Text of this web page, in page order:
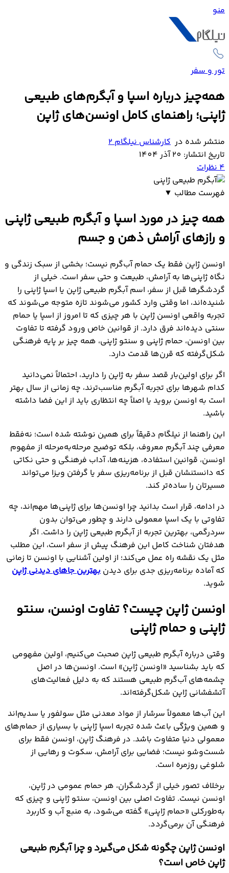
منو
تور و سفر
همه‌چیز درباره اسپا و آبگرم‌های طبیعی
ژاپنی؛ راهنمای کامل اونسن‌های ژاپن
منتشر شده در کارشناس نیلگام 2
تاریخ انتشار: 20 آذر 1404
4نظرات
فهرست مطالب ▼
همه چیز در مورد اسپا و آبگرم طبیعی ژاپنی و رازهای
آرامش ذهن و جسم
اونسن ژاپن چیست؟ تفاوت اونسن، سنتو ژاپنی و حمام
تجربه حمام ژاپنی چگونه است؟ قوانین ورود به اسپا
ژاپنی و اونسن ژاپن
بهترین شهرها و مناطق دارای آبگرم طبیعی ژاپن
فواید آبگرم طبیعی ژاپن برای بدن و ذهن؛ چرا اسپا ژاپنی
محبوب است؟
هزینه استفاده از اونسن ژاپن و اسپا ژاپنی چقدر است؟
بهترین فصل برای استفاده از آبگرم طبیعی ژاپن
راهنمای گام‌به‌گام تا آبگرم طبیعی ژاپن
همه چیز در مورد اسپا و آبگرم طبیعی ژاپنی
و رازهای آرامش ذهن و جسم
اونسن ژاپن فقط یک حمام آب‌گرم نیست؛ بخشی از سبک زندگی و
نگاه ژاپنی‌ها به آرامش، طبیعت و حتی سفر است. خیلی از
گردشگرها قبل از سفر، اسم آبگرم طبیعی ژاپن یا اسپا ژاپنی را
شنیده‌اند، اما وقتی وارد کشور می‌شوند تازه متوجه می‌شوند که
تجربه واقعی اونسن ژاپن با هر چیزی که تا امروز از اسپا یا حمام
سنتی دیده‌اند فرق دارد. از قوانین خاص ورود گرفته تا تفاوت
بین اونسن، حمام ژاپنی و سنتو ژاپنی، همه چیز بر پایه فرهنگی
شکل‌گرفته که قرن‌ها قدمت دارد.
اگر برای اولین‌بار قصد سفر به ژاپن را دارید، احتمالاً نمی‌دانید
کدام شهرها برای تجربه آبگرم مناسب‌ترند، چه زمانی از سال بهتر
است به اونسن بروید یا اصلاً چه انتظاری باید از این فضا داشته
باشید.
این راهنما از نیلگام دقیقاً برای همین نوشته شده است؛ نه‌فقط
معرفی چند آبگرم معروف، بلکه توضیح مرحله‌به‌مرحله از مفهوم
اونسن، قوانین استفاده، هزینه‌ها، آداب فرهنگی و حتی نکاتی
که دانستنشان قبل از برنامه‌ریزی سفر یا گرفتن ویزا می‌تواند
مسیرتان را ساده‌تر کند.
در ادامه، قرار است بدانید چرا اونسن‌ها برای ژاپنی‌ها مهم‌اند، چه
تفاوتی با یک اسپا معمولی دارند و چطور می‌توان بدون
سردرگمی، بهترین تجربه از آبگرم طبیعی ژاپن را داشت. اگر
هدفتان شناخت کامل این فرهنگ پیش از سفر است، این مطلب
مثل یک نقشه راه عمل می‌کند؛ از اولین آشنایی با اونسن تا زمانی
که آماده برنامه‌ریزی جدی برای دیدن بهترین جاهای دیدنی ژاپن
شوید.
اونسن ژاپن چیست؟ تفاوت اونسن، سنتو
ژاپنی و حمام ژاپنی
وقتی درباره آبگرم طبیعی ژاپن صحبت می‌کنیم، اولین مفهومی
که باید بشناسید «اونسن ژاپن» است. اونسن‌ها در اصل
چشمه‌های آب‌گرم طبیعی هستند که به دلیل فعالیت‌های
آتشفشانی ژاپن شکل‌گرفته‌اند.
این آب‌ها معمولاً سرشار از مواد معدنی مثل سولفور یا سدیم‌اند
و همین ویژگی باعث شده تجربه اسپا ژاپنی با بسیاری از حمام‌های
معمولی دنیا متفاوت باشد. در فرهنگ ژاپن، اونسن فقط برای
شست‌وشو نیست؛ فضایی برای آرامش، سکوت و رهایی از
شلوغی روزمره است.
برخلاف تصور خیلی از گردشگران، هر حمام عمومی در ژاپن،
اونسن نیست. تفاوت اصلی بین اونسن، سنتو ژاپنی و چیزی که
به‌طورکلی «حمام ژاپنی» گفته می‌شود، به منبع آب و کاربرد
فرهنگی آن برمی‌گردد.
اونسن ژاپن چگونه شکل می‌گیرد و چرا آبگرم طبیعی
ژاپن خاص است؟